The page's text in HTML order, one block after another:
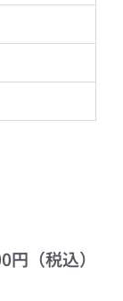
円（税込）